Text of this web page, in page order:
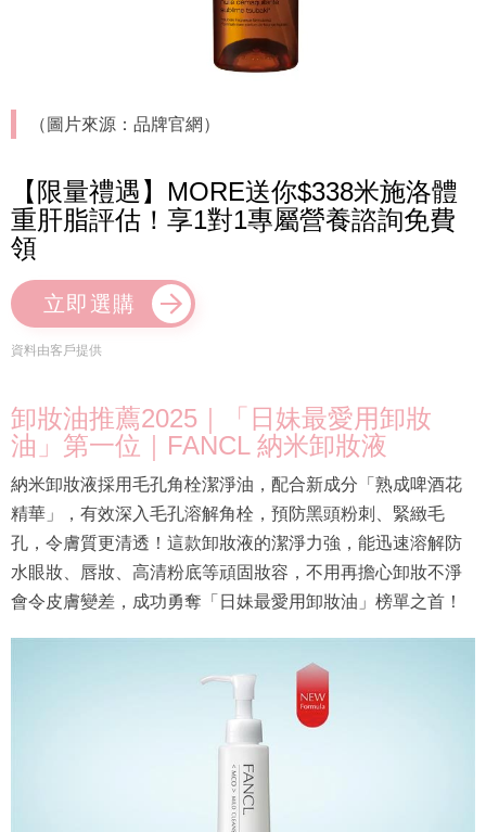
（圖片來源：品牌官網）
【限量禮遇】MORE送你$338米施洛體
重肝脂評估！享1對1專屬營養諮詢免費
領
立即選購
資料由客戶提供
油」第一位｜FANCL 納米卸妝液
納米卸妝液採用毛孔角栓潔淨油，配合新成分「熟成啤酒花
精華」，有效深入毛孔溶解角栓，預防黑頭粉刺、緊緻毛
孔，令膚質更清透！這款卸妝液的潔淨力強，能迅速溶解防
水眼妝、唇妝、高清粉底等頑固妝容，不用再擔心卸妝不淨
會令皮膚變差，成功勇奪「日妹最愛用卸妝油」榜單之首！